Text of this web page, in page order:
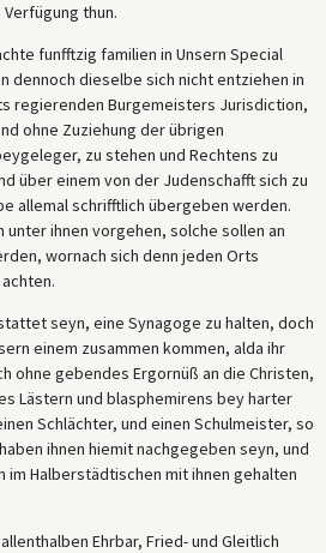
thun.
funfftzig familien in Unsern Special
dennoch dieselbe sich nicht entziehen in
regierenden Burgemeisters Jurisdiction,
ohne Zuziehung der übrigen
zu stehen und Rechtens zu
über einem von der Judenschafft sich zu
allemal schrifftlich übergeben werden.
unter ihnen vorgehen, solche sollen an
wornach sich denn jeden Orts
seyn, eine Synagoge zu halten, doch
einem zusammen kommen, alda ihr
ohne gebendes Ergornüß an die Christen,
Lästern und blasphemirens bey harter
Schlächter, und einen Schulmeister, so
ihnen hiemit nachgegeben seyn, und
Halberstädtischen mit ihnen gehalten
Ehrbar, Fried- und Gleitlich